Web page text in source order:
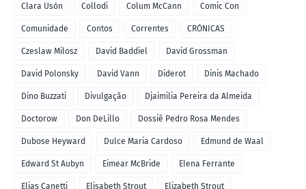
Clara Usón Collodi Colum McCann Comic Con
Comunidade Contos Correntes CRÓNICAS
Czeslaw Milosz David Baddiel David Grossman
David Polonsky David Vann Diderot Dinis Machado
Dino Buzzati Divulgação Djaimilia Pereira da Almeida
Doctorow Don DeLillo Dossiê Pedro Rosa Mendes
Dubose Heyward Dulce Maria Cardoso Edmund de Waal
Edward St Aubyn Eimear McBride Elena Ferrante
Elias Canetti Elisabeth Strout Elizabeth Strout